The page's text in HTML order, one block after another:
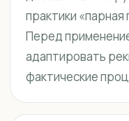
практики «парная
Перед
адаптировать
фактические